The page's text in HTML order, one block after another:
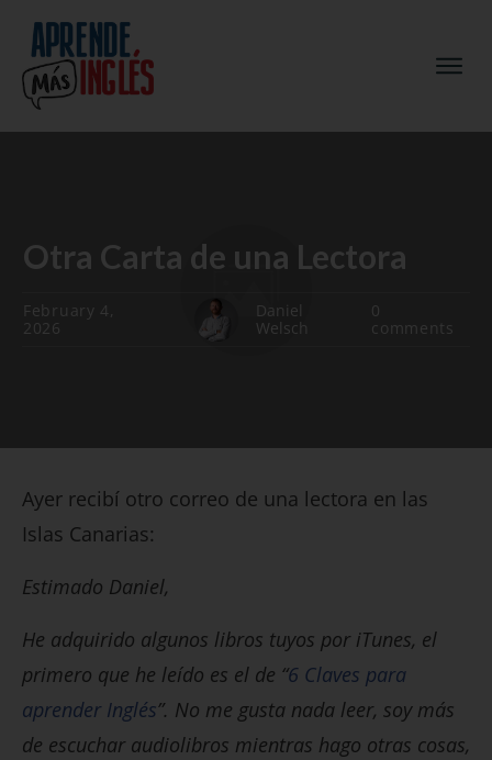
Otra Carta de una Lectora
February 4,
2026
Daniel
Welsch
0
comments
Ayer recibí otro correo de una lectora en las
Islas Canarias:
Estimado Daniel,
He adquirido algunos libros tuyos por iTunes, el
primero que he leído es el de “6 Claves para
aprender Inglés”. No me gusta nada leer, soy más
de escuchar audiolibros mientras hago otras cosas,